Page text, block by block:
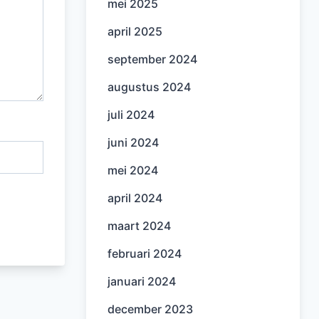
mei 2025
april 2025
september 2024
augustus 2024
juli 2024
juni 2024
mei 2024
april 2024
maart 2024
februari 2024
januari 2024
december 2023